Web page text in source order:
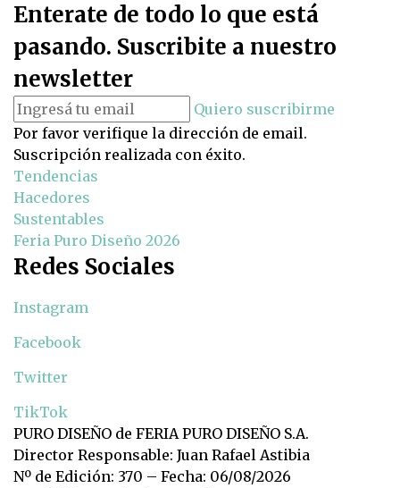
Enterate de todo lo que está
pasando. Suscribite a nuestro
newsletter
Quiero suscribirme
Por favor verifique la dirección de email.
Suscripción realizada con éxito.
Tendencias
Hacedores
Sustentables
Feria Puro Diseño 2026
Redes Sociales
Instagram
Facebook
Twitter
TikTok
PURO DISEÑO de FERIA PURO DISEÑO S.A.
Director Responsable: Juan Rafael Astibia
Nº de Edición: 370 – Fecha: 06/08/2026